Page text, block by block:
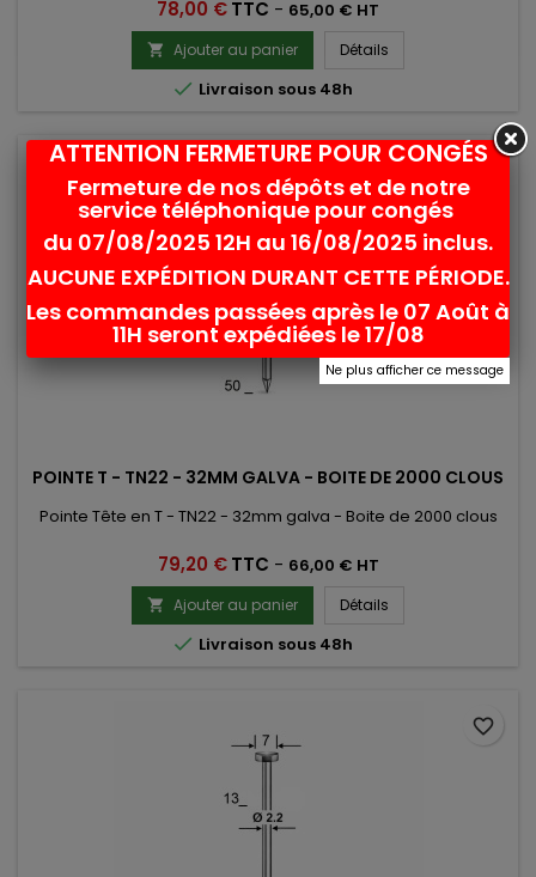
Prix
78,00 €TTC - 65,00 € HT
 Ajouter au panier Détails
 Livraison sous 48h
POINTE T - TN22 - 32MM GALVA - BOITE DE 2000 CLOUS
Pointe Tête en T - TN22 - 32mm galva - Boite de 2000 clous
Prix
79,20 € TTC - 66,00 € HT
 Ajouter au panier Détails
 Livraison sous 48h
favorite_border
ATTENTION FERMETURE POUR CONGÉS
Fermeture de nos dépôts et de notre
service téléphonique pour congés
du 07/08/2025 12H au 16/08/2025 inclus.
AUCUNE EXPÉDITION DURANT CETTE PÉRIODE.
Les commandes passées après le 07 Août à
11H seront expédiées le 17/08
Ne plus afficher ce message